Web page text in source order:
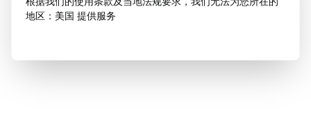
地区：美国 提供服务